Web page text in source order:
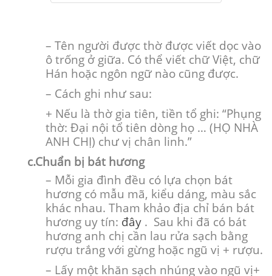
– Tên người được thờ được viết dọc vào
ô trống ở giữa. Có thể viết chữ Việt, chữ
Hán hoặc ngôn ngữ nào cũng được.
– Cách ghi như sau:
+ Nếu là thờ gia tiên, tiền tổ ghi: “Phụng
thờ: Đại nội tổ tiên dòng họ … (HỌ NHÀ
ANH CHỊ) chư vị chân linh.”
c.Chuẩn bị bát hương
– Mỗi gia đình đều có lựa chọn bát
hương có mẫu mã, kiểu dáng, màu sắc
khác nhau. Tham khảo địa chỉ bán bát
hương uy tín: đây . Sau khi đã có bát
hương anh chị cần lau rửa sạch bằng
rượu trắng với gừng hoặc ngũ vị + rượu.
– Lấy một khăn sạch nhúng vào ngũ vị+